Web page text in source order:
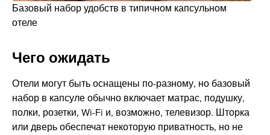
Базовый набор удобств в типичном капсульном
отеле
Чего ожидать
Отели могут быть оснащены по-разному, но базовый
набор в капсуле обычно включает матрас, подушку,
полки, розетки, Wi-Fi и, возможно, телевизор. Шторка
или дверь обеспечат некоторую приватность, но не